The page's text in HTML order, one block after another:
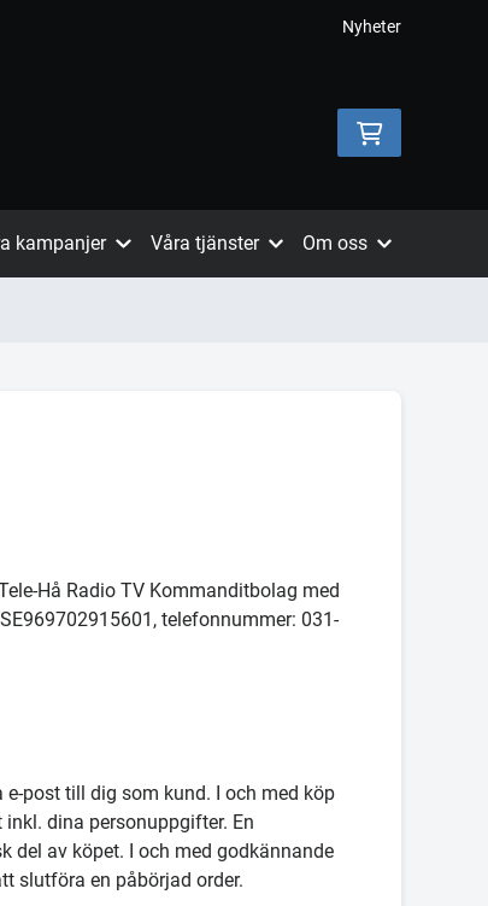
Nyheter
kampanjer Våra tjänster Om oss
Hå Radio TV Kommanditbolag med
telefonnummer: 031-
post till dig som kund. I och med köp
dina personuppgifter. En
del av köpet. I och med godkännande
slutföra en påbörjad order.